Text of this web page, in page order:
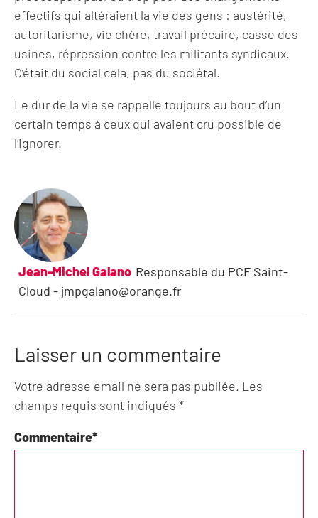
effectifs qui altéraient la vie des gens : austérité,
autoritarisme, vie chère, travail précaire, casse des
usines, répression contre les militants syndicaux.
C’était du social cela, pas du sociétal.
Le dur de la vie se rappelle toujours au bout d’un
certain temps à ceux qui avaient cru possible de
l’ignorer.
Jean-Michel Galano Responsable du PCF Saint-
Cloud - jmpgalano@orange.fr
Laisser un commentaire
Votre adresse email ne sera pas publiée. Les
champs requis sont indiqués *
Commentaire*